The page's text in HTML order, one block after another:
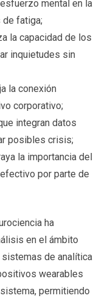
mental en la
de fatiga;
la capacidad de los
inquietudes sin
la conexión
corporativo;
integran datos
posibles crisis;
la importancia del
por parte de
ha
en el ámbito
de analítica
wearables
permitiendo